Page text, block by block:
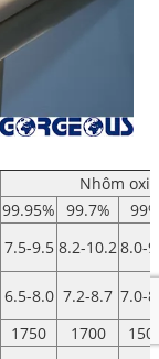
Nhôm oxit
99.95% 99.7%
7.5-9.5 8.2-10.28.0-
6.5-8.0 7.2-8.7 7.0-
1750 1700